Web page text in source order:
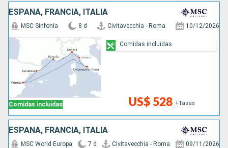
ESPAÑA, FRANCIA, ITALIA
Comidas incluidas
MSC Sinfonia 8 d Civitavecchia - Roma 10/12/2026
US$ 528 +Tasas
Comidas incluidas
ESPAÑA, FRANCIA, ITALIA
MSC World Europa 7 d Civitavecchia - Roma 09/11/2026